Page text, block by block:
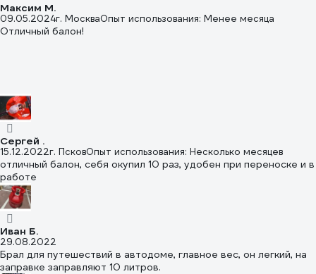
Максим М.
09.05.2024г. МоскваОпыт использования: Менее месяца
Отличный балон!
Сергей .
15.12.2022г. ПсковОпыт использования: Несколько месяцев
отличный балон, себя окупил 10 раз, удобен при переноске и в
работе
Иван Б.
29.08.2022
Брал для путешествий в автодоме, главное вес, он легкий, на
заправке заправляют 10 литров.